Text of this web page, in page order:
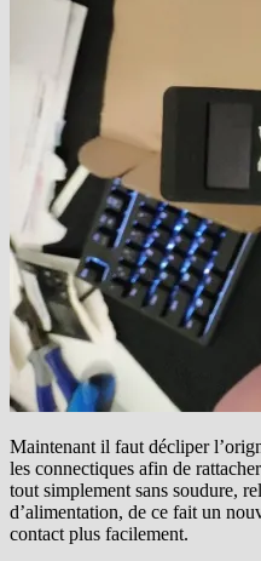
Maintenant il faut décliper
les connectiques afin de
tout simplement sans soudure,
d’alimentation, de ce fait un
contact plus facilement.